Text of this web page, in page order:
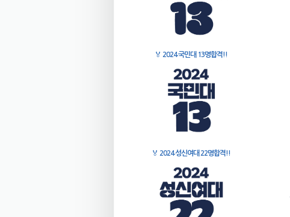
🏅 2024 국민대 13명합격!!
🏅 2024 성신여대 22명합격!!